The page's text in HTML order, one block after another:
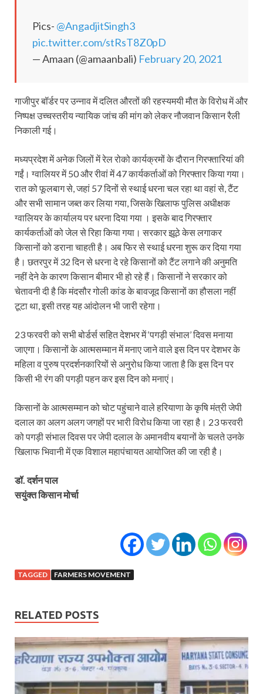
Pics- @AngadjitSingh3
pic.twitter.com/stRsT8Z0pD
— Amaan (@amaanbali) February 20, 2021
गाजीपुर बॉर्डर पर उन्नाव में दलित औरतों की रहस्यमयी मौत के विरोध में और
निष्पक्ष उच्चस्तरीय न्यायिक जांच की मांग को लेकर नौजवान किसान रैली
निकाली गई।
मध्यप्रदेश में अनेक जिलों में रेल रोको कार्यक्रमों के दौरान गिरफ्तारियां की
गईं। ग्वालियर में 50 और रीवां में 47 कार्यकर्ताओं को गिरफ्तार किया गया।
रात को फूलबाग से, जहां 57 दिनों से स्थाई धरना चल रहा था वहां से, टैंट
और सभी सामान जब्त कर लिया गया, जिसके खिलाफ पुलिस अधीक्षक
ग्वालियर के कार्यालय पर धरना दिया गया । इसके बाद गिरफ्तार
कार्यकर्ताओं को जेल से रिहा किया गया। सरकार झूठे केस लगाकर
किसानों को डराना चाहती है। अब फिर से स्थाई धरना शुरू कर दिया गया
है। छतरपुर में 32 दिन से धरना दे रहे किसानों को टैंट लगाने की अनुमति
नहीं देने के कारण किसान बीमार भी हो रहे हैं। किसानों ने सरकार को
चेतावनी दी है कि मंदसौर गोली कांड के बावजूद किसानों का हौसला नहीं
टूटा था, इसी तरह यह आंदोलन भी जारी रहेगा।
23 फरवरी को सभी बोर्डर्स सहित देशभर में ‘पगड़ी संभाल’ दिवस मनाया
जाएगा। किसानों के आत्मसम्मान में मनाए जाने वाले इस दिन पर देशभर के
महिला व पुरुष प्रदर्शनकारियों से अनुरोध किया जाता है कि इस दिन पर
किसी भी रंग की पगड़ी पहन कर इस दिन को मनाएं।
किसानों के आत्मसम्मान को चोट पहुंचाने वाले हरियाणा के कृषि मंत्री जेपी
दलाल का अलग अलग जगहों पर भारी विरोध किया जा रहा है। 23 फरवरी
को पगड़ी संभाल दिवस पर जेपी दलाल के अमानवीय बयानों के चलते उनके
खिलाफ भिवानी में एक विशाल महापंचायत आयोजित की जा रही है।
डॉ. दर्शन पाल
सयुंक्त किसान मोर्चा
TAGGED FARMERS MOVEMENT
RELATED POSTS